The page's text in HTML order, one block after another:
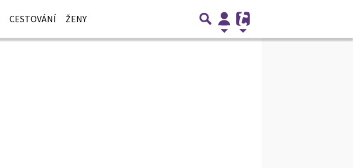
CESTOVÁNÍ ŽENY